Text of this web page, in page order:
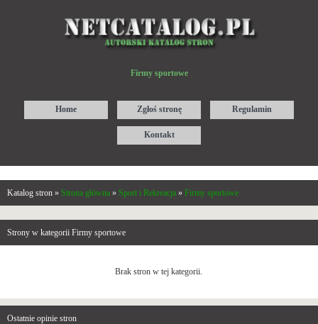
Firmy sportowe
Home Zgłoś stronę Regulamin
Kontakt
Katalog stron » Strona główna » Sport i Rekreacja » Firmy sportowe
Strony w kategorii Firmy sportowe
Brak stron w tej kategorii.
Ostatnie opinie stron